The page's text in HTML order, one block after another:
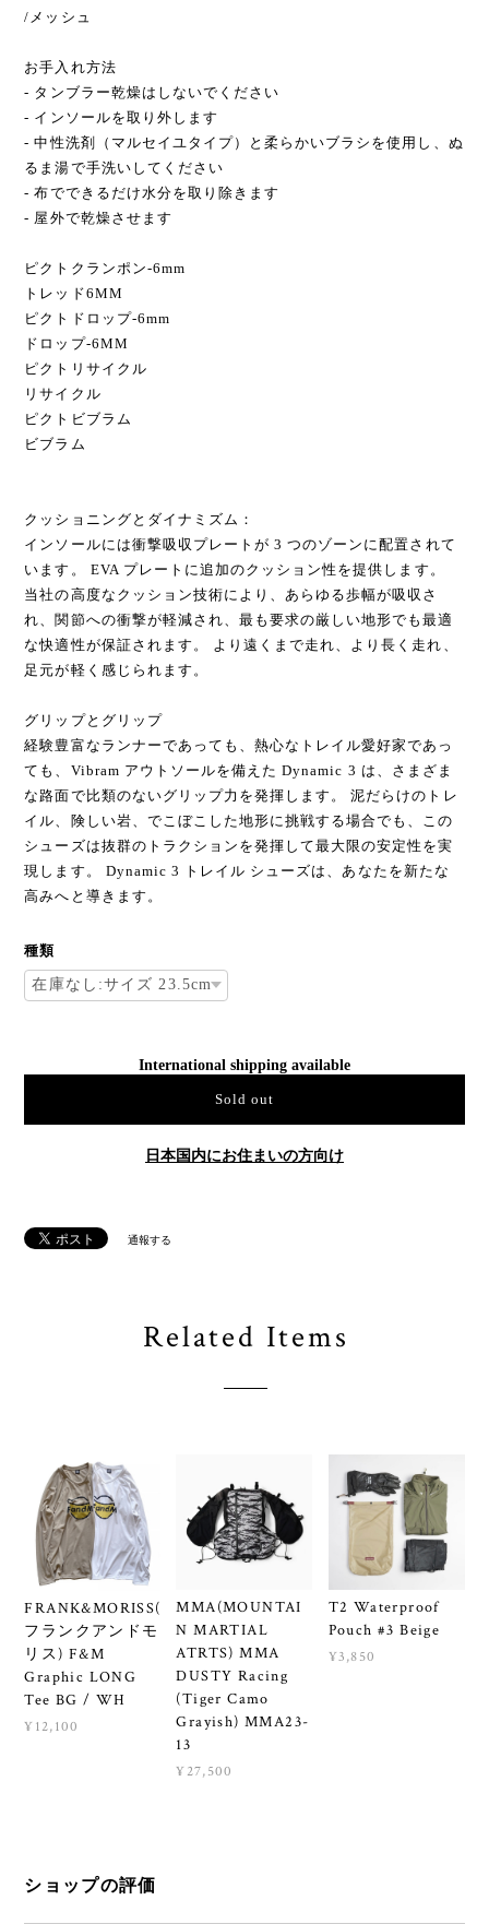
/メッシュ
お手入れ方法
- タンブラー乾燥はしないでください
- インソールを取り外します
- 中性洗剤（マルセイユタイプ）と柔らかいブラシを使用し、ぬ
るま湯で手洗いしてください
- 布でできるだけ水分を取り除きます
- 屋外で乾燥させます
ピクトクランポン-6mm
トレッド6MM
ピクトドロップ-6mm
ドロップ-6MM
ピクトリサイクル
リサイクル
ピクトビブラム
ビブラム
クッショニングとダイナミズム：
インソールには衝撃吸収プレートが 3 つのゾーンに配置されて
います。 EVA プレートに追加のクッション性を提供します。
当社の高度なクッション技術により、あらゆる歩幅が吸収さ
れ、関節への衝撃が軽減され、最も要求の厳しい地形でも最適
な快適性が保証されます。 より遠くまで走れ、より長く走れ、
足元が軽く感じられます。
グリップとグリップ
経験豊富なランナーであっても、熱心なトレイル愛好家であっ
ても、Vibram アウトソールを備えた Dynamic 3 は、さまざま
な路面で比類のないグリップ力を発揮します。 泥だらけのトレ
イル、険しい岩、でこぼこした地形に挑戦する場合でも、この
シューズは抜群のトラクションを発揮して最大限の安定性を実
現します。 Dynamic 3 トレイル シューズは、あなたを新たな
高みへと導きます。
種類
International shipping available
Sold out
日本国内にお住まいの方向け
通報する
Related Items
FRANK&MORISS(
フランクアンドモ
リス) F&M
Graphic LONG
Tee BG / WH
¥12,100
MMA(MOUNTAI
N MARTIAL
ATRTS) MMA
DUSTY Racing
(Tiger Camo
Grayish) MMA23-
13
¥27,500
T2 Waterproof
Pouch #3 Beige
¥3,850
ショップの評価